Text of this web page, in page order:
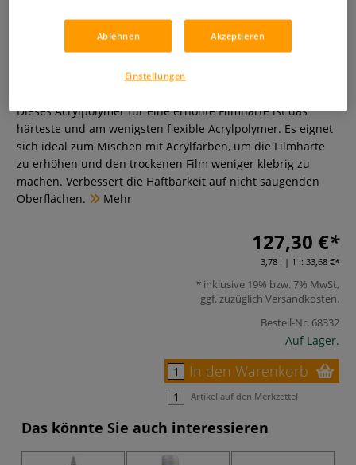
GOLDEN GAC 200 Spezial Purpose
Acrylic Polymer
0 Bewertungen
Dieses Acrylpolymer für eine erhöhte Filmhärte ist das
härteste und am wenigsten flexible Acrylpolymer. Es eignet
sich ideal zum Mischen mit Acrylfarben, um die Filmhärte
zu erhöhen und den trockenen Film weniger klebrig zu
machen. Verbessert die Haftbarkeit auf nicht saugenden
Oberflächen.
Mehr
127,30 €
3,78 l | 1 l: 33,68 €
inklusive 19% bzw. 7% MwSt,
ggf. zuzüglich Versandkosten.
Bestell-Nr. 68332
Auf Lager.
In den Warenkorb
Artikel auf den Merkzettel
Das könnte Sie auch interessieren
Ablehnen Akzeptieren
Einstellungen